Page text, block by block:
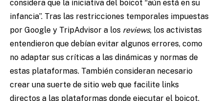
considera que la iniciativa del boicot “aún está en su
infancia”. Tras las restricciones temporales impuestas
por Google y TripAdvisor a los reviews, los activistas
entendieron que debían evitar algunos errores, como
no adaptar sus críticas a las dinámicas y normas de
estas plataformas. También consideran necesario
crear una suerte de sitio web que facilite links
directos a las plataformas donde ejecutar el boicot,